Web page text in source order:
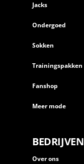
Jacks
Ondergoed
Sokken
Trainingspakken
Fanshop
Meer mode
BEDRIJVEN
Over ons